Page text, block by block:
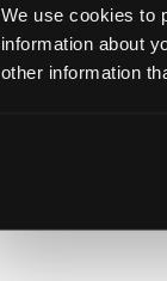
We use cookies to
information about
other information